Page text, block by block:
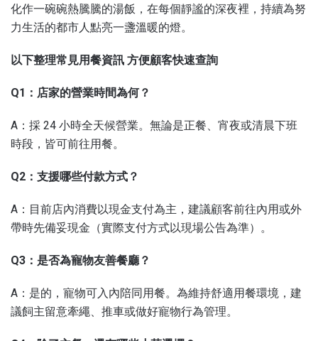
化作一碗碗熱騰騰的湯飯，在每個靜謐的深夜裡，持續為努
力生活的都市人點亮一盞溫暖的燈。
以下整理常見用餐資訊 方便顧客快速查詢
Q1：店家的營業時間為何？
A：採 24 小時全天候營業。無論是正餐、宵夜或清晨下班
時段，皆可前往用餐。
Q2：支援哪些付款方式？
A：目前店內消費以現金支付為主，建議顧客前往內用或外
帶時先備妥現金（實際支付方式以現場公告為準）。
Q3：是否為寵物友善餐廳？
A：是的，寵物可入內陪同用餐。為維持舒適用餐環境，建
議飼主留意牽繩、推車或做好寵物行為管理。